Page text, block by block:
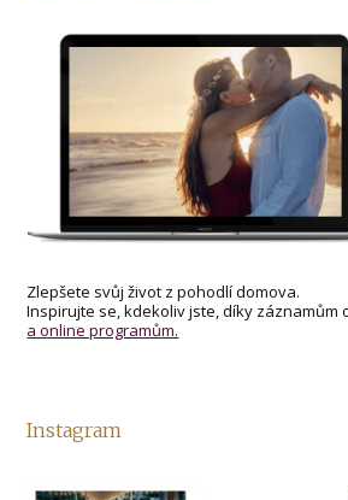
Zlepšete svůj život z pohodlí domova.
Inspirujte se, kdekoliv jste, díky záznamům
a online programům.
Instagram